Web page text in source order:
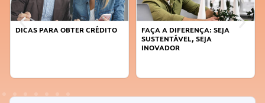
DICAS PARA OBTER CRÉDITO
FAÇA A DIFERENÇA: SEJA
SUSTENTÁVEL, SEJA
INOVADOR